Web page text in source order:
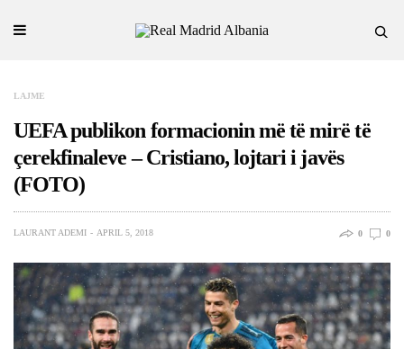
LAJME
UEFA publikon formacionin më të mirë të
çerekfinaleve – Cristiano, lojtari i javës
(FOTO)
LAURANT ADEMI APRIL 5, 2018 0 0